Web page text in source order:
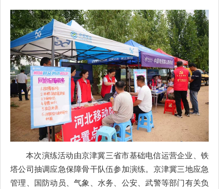
本次演练活动由京津冀三省市基础电信运营企业、铁
塔公司抽调应急保障骨干队伍参加演练。京津冀三地应急
管理、国防动员、气象、水务、公安、武警等部门有关负